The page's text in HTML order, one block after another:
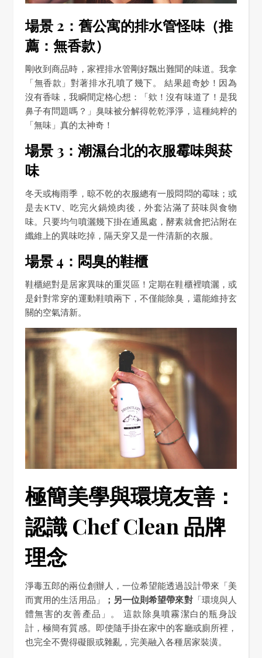
場景 2：舊公寓的排水管怪味（推
薦：無香款）
剛收到商品時，家裡排水管剛好飄出難聞的味道。我拿
「無香款」對著排水孔噴了幾下。 結果超奇妙！因為
沒有香味，我瞬間定格心想：「欸！沒有味道了！是我
鼻子有問題嗎？」臭味被分解得乾乾淨淨，這種純粹的
「無味」真的太神奇！
場景 3：潮濕台北的衣服霉味與菸
味
冬天或梅雨季，晾不乾的衣服總有一股悶悶的霉味；或
是去KTV、吃完火鍋燒肉後，外套沾滿了菸味與食物
味。只要均勻噴灑幾下掛在通風處，酵素就會把沾附在
纖維上的異味吃掉，隔天穿又是一件清新的衣服。
場景 4：悶臭的鞋櫃
鞋櫃絕對是居家異味的重災區！定期在鞋櫃裡噴灑，或
是針對常穿的運動鞋噴兩下，不僅能除臭，還能維持玄
關的空氣清新。
極簡美學與環境友善：
認識 Chef Clean 品牌
理念
淨毒五郎的兩位創辦人，一位希望能透過設計帶來「美
而實用的生活用品」
；另一位則希望帶來對「環境與人
體無害的友善產品」。 這款除臭噴霧潔白的瓶身設
計，極簡有質感。即使隨手掛在家中的客廳或廁所裡，
也完全不覺得礙眼或雜亂，完美融入各種居家裝潢。